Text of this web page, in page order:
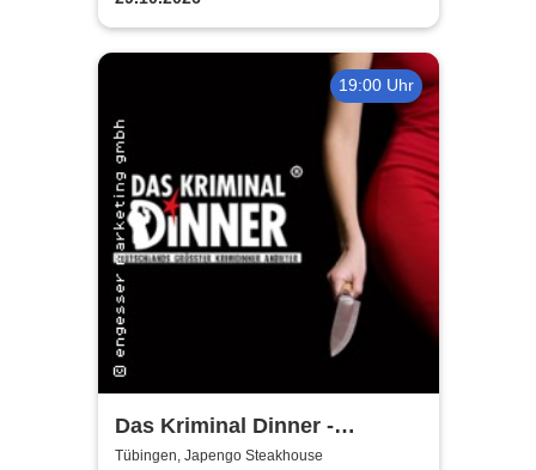
19:00 Uhr
Das Kriminal Dinner -
Tödliche Vergangenheit
Tübingen, Japengo Steakhouse